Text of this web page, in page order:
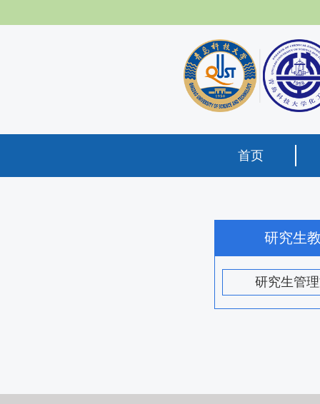
首页
研究生
研究生管